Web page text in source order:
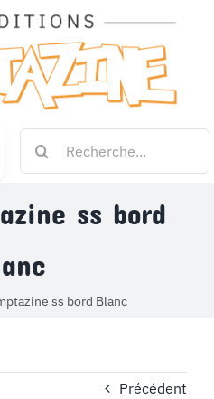
ss bord
ss bord Blanc
Précédent